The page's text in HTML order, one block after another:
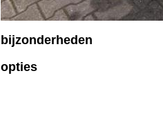
bijzonderheden
opties